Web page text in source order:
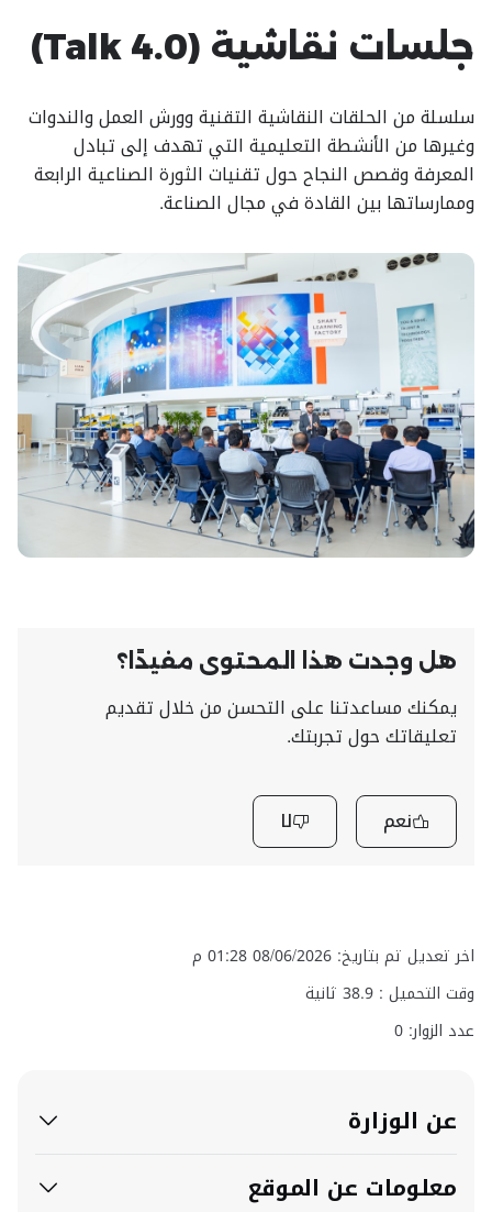
جلسات نقاشية (Talk 4.0)
سلسلة من الحلقات النقاشية التقنية وورش العمل والندوات
وغيرها من الأنشطة التعليمية التي تهدف إلى تبادل
المعرفة وقصص النجاح حول تقنيات الثورة الصناعية الرابعة
وممارساتها بين القادة في مجال الصناعة.
هل وجدت هذا المحتوى مفيدًا؟
يمكنك مساعدتنا على التحسن من خلال تقديم
تعليقاتك حول تجربتك.
نعم لا
اخر تعديل تم بتاريخ: 08/06/2026 01:28 م
وقت التحميل : 38.9 ثانية
عدد الزوار: 0
عن الوزارة
معلومات عن الموقع